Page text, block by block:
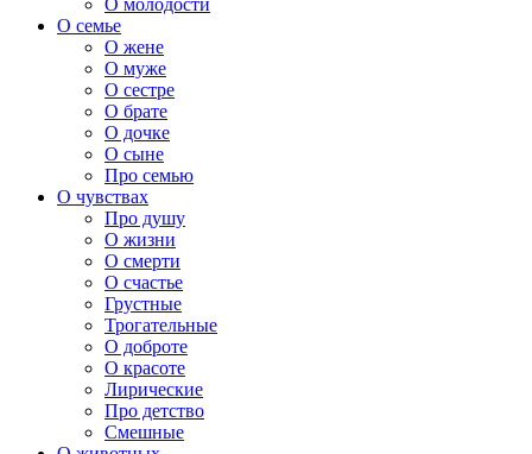
О молодости
О семье
О жене
О муже
О сестре
О брате
О дочке
О сыне
Про семью
О чувствах
Про душу
О жизни
О смерти
О счастье
Грустные
Трогательные
О доброте
О красоте
Лирические
Про детство
Смешные